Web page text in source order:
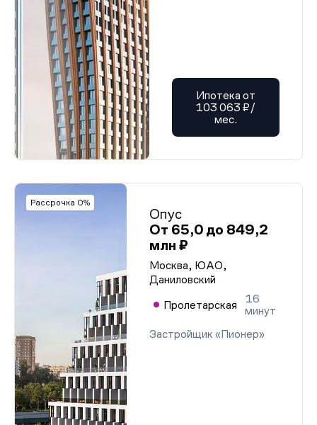
Ипотека от
103 063 ₽/
мес.
Рассрочка 0%
Опус
От 65,0 до 849,2
млн ₽
Москва, ЮАО,
Даниловский
Пролетарская
16
минут
Застройщик «Пионер»